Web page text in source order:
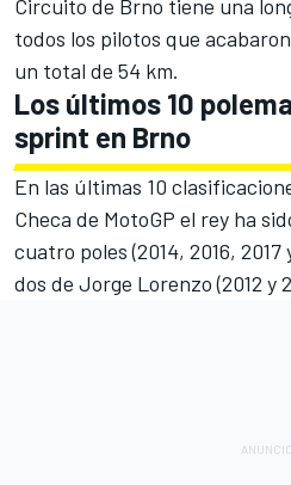
Circuito de Brno tiene una
todos los pilotos que
un total de 54 km.
Los últimos 10
sprint en Brno
En las últimas 10
Checa de MotoGP el rey ha
cuatro poles (2014, 2016, 2017
dos de Jorge Lorenzo(2012 y